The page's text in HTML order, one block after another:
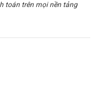
toán trên mọi nền tảng